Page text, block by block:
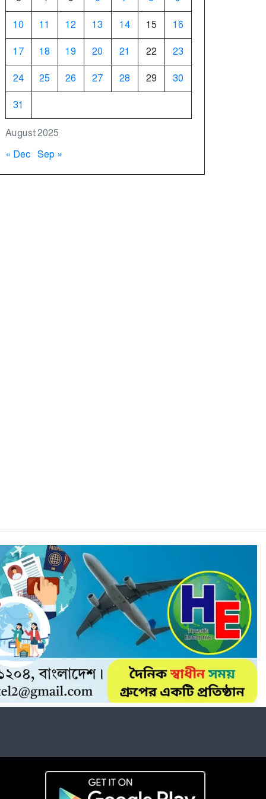
August 2025
10 11 12 13 14 15 16
17 18 19 20 21 22 23
24 25 26 27 28 29 30
31
« Dec Sep »